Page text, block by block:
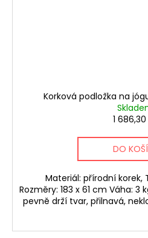
Korková podložka na jógu
1 686,30
DO
Materiál: přírodní korek,
Rozměry: 183 x 61 cm Váha:
pevně drží tvar, přilnavá,